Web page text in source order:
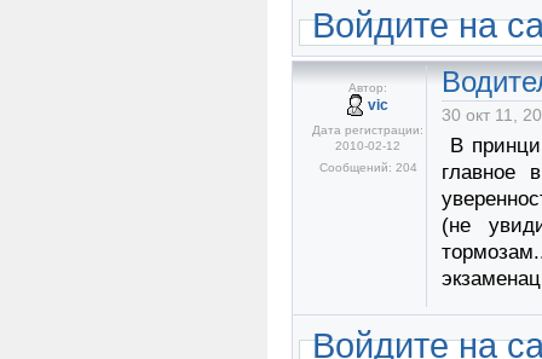
Войдите на
Автор:
vic
Дата регистрации:
2010-02-12
Сообщений: 204
30 окт 11,
В
главное
(не
Войдите на